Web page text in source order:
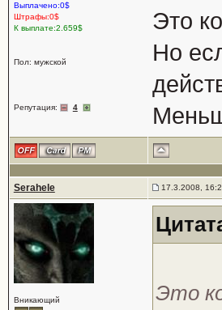
Выплачено:0$
Штрафы:0$
К выплате:2.659$
Пол: мужской
Репутация: 4
Это
Но
Serahele 17.3.2008,
Вникающий
Это